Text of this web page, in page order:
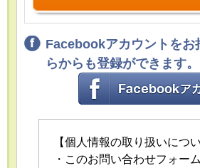
Facebookアカウントをお
らからも登録ができます。
【個人情報の取り扱いについ
・このお問い合わせフォー